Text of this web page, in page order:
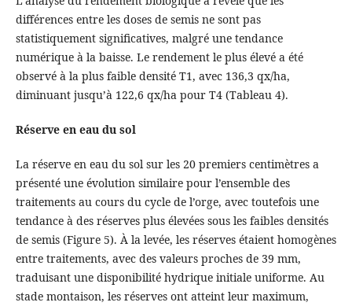
différences entre les doses de semis ne sont pas
statistiquement significatives, malgré une tendance
numérique à la baisse. Le rendement le plus élevé a été
observé à la plus faible densité T1, avec 136,3 qx/ha,
diminuant jusqu’à 122,6 qx/ha pour T4 (Tableau 4).
Réserve en eau du sol
La réserve en eau du sol sur les 20 premiers centimètres a
présenté une évolution similaire pour l’ensemble des
traitements au cours du cycle de l’orge, avec toutefois une
tendance à des réserves plus élevées sous les faibles densités
de semis (Figure 5). À la levée, les réserves étaient homogènes
entre traitements, avec des valeurs proches de 39 mm,
traduisant une disponibilité hydrique initiale uniforme. Au
stade montaison, les réserves ont atteint leur maximum,